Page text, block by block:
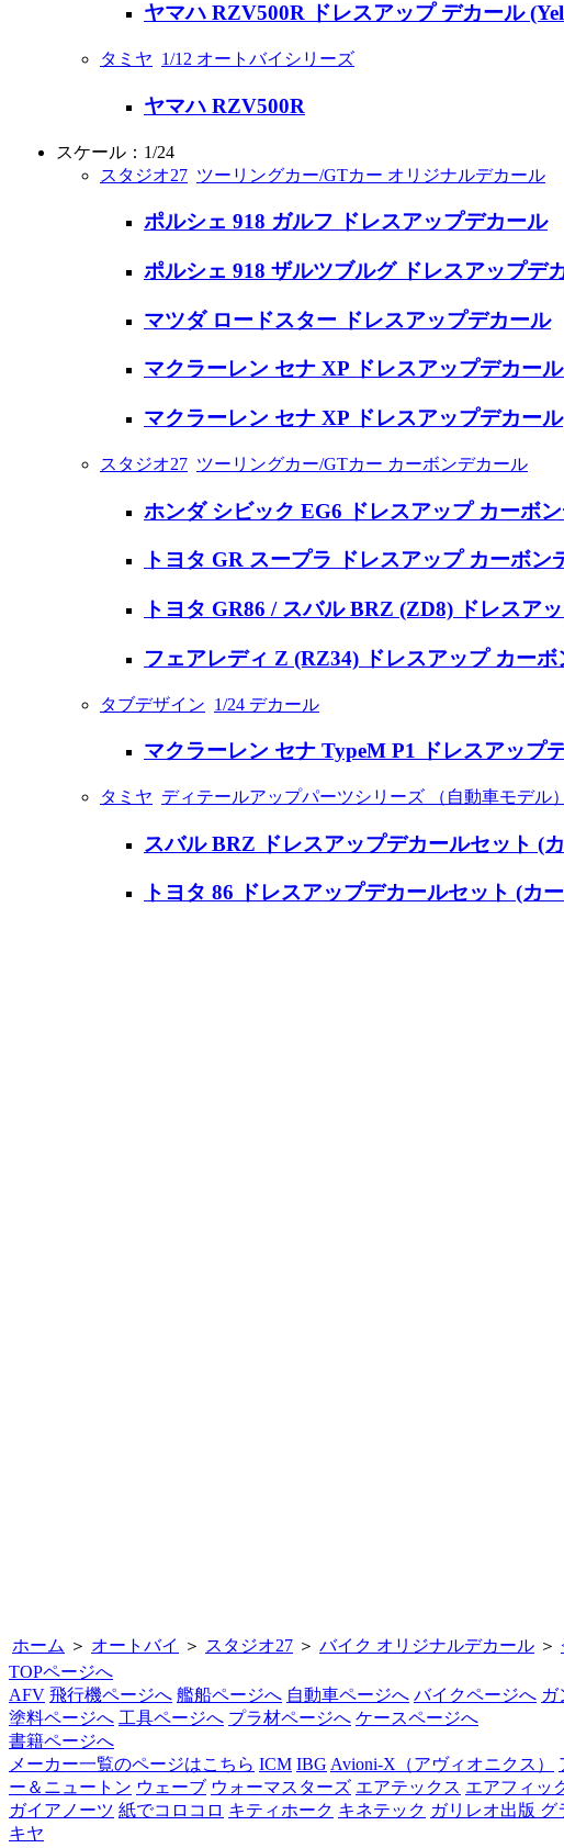
ヤマハ RZV500R ドレスアップ デカール
タミヤ 1/12 オートバイシリーズ
ヤマハ RZV500R
スケール：1/24
スタジオ27 ツーリングカー/GTカー オリジナルデカール
ポルシェ 918 ガルフ ドレスアップデカール
ポルシェ 918 ザルツブルグ ドレスアップデ
マツダ ロードスター ドレスアップデカール
マクラーレン セナ XP ドレスアップデカー
マクラーレン セナ XP ドレスアップデカール
スタジオ27 ツーリングカー/GTカー カーボンデカール
ホンダ シビック EG6 ドレスアップ カーボ
トヨタ GR スープラ ドレスアップ カーボン
トヨタ GR86 / スバル BRZ (ZD8) ドレスア
フェアレディ Z (RZ34) ドレスアップ カーボ
タブデザイン 1/24 デカール
マクラーレン セナ TypeM P1 ドレスアップ
タミヤ ディテールアップパーツシリーズ （自動車モデル）
スバル BRZ ドレスアップデカールセット (
トヨタ 86 ドレスアップデカールセット (カ
ホーム ＞ オートバイ ＞ スタジオ27 ＞ バイク オリジナルデカール ＞
TOPページへ
AFV 飛行機ページへ 艦船ページへ 自動車ページへ バイクページへ ガ
塗料ページへ 工具ページへ プラ材ページへ ケースページへ
書籍ページへ
メーカー一覧のページはこちら ICM IBG Avioni-X（アヴィオニクス）
ー＆ニュートン ウェーブ ウォーマスターズ エアテックス エアフィッ
ガイアノーツ 紙でコロコロ キティホーク キネテック ガリレオ出版 グ
キヤ